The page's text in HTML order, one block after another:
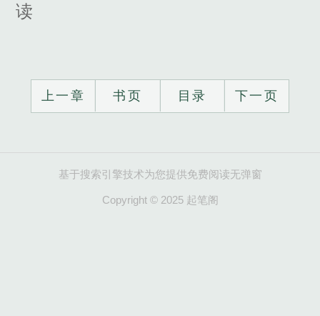
读
上一章 书页 目录 下一页
基于搜索引擎技术为您提供免费阅读无弹窗
Copyright © 2025 起笔阁